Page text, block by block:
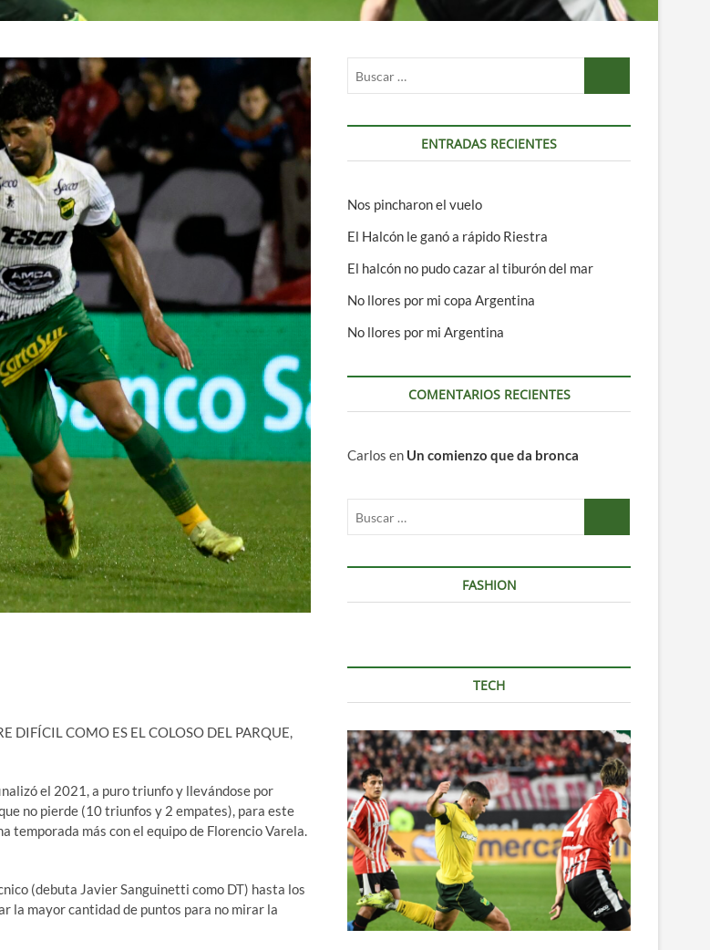
DIFÍCIL COMO ES EL COLOSO DEL PARQUE,
el 2021, a puro triunfo y llevándose por
no pierde (10 triunfos y 2 empates), para este
temporada más con el equipo de Florencio Varela.
(debuta Javier Sanguinetti como DT) hasta los
la mayor cantidad de puntos para no mirar la
ENTRADAS RECIENTES
Nos pincharon el vuelo
El Halcón le ganó a rápido Riestra
El halcón no pudo cazar al tiburón del mar
No llores por mi copa Argentina
No llores por mi Argentina
COMENTARIOS RECIENTES
Carlos en Un comienzo que da bronca
FASHION
TECH